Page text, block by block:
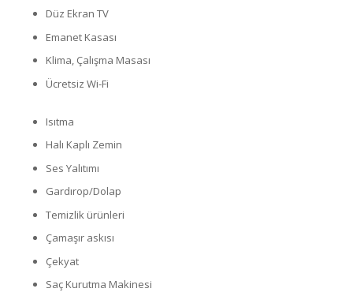
Düz Ekran TV
Emanet Kasası
Klima, Çalışma Masası
Ücretsiz Wi-Fi
Isıtma
Halı Kaplı Zemin
Ses Yalıtımı
Gardırop/Dolap
Temizlik ürünleri
Çamaşır askısı
Çekyat
Saç Kurutma Makinesi